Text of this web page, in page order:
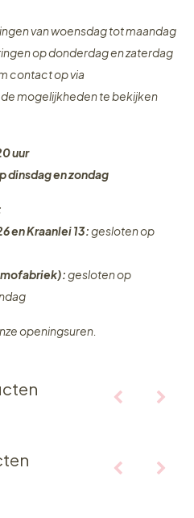
van woensdag tot maandag
op donderdag en zaterdag
contact op via
mogelijkheden te bekijken
uur
dinsdag en zondag
en Kraanlei 13:gesloten op
gesloten op
openingsuren.